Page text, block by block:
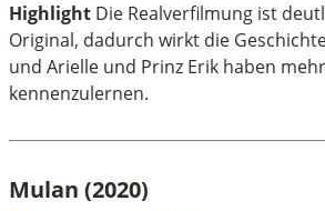
Highlight Die Realverfilmung ist
Original, dadurch wirkt die
und Arielle und Prinz Erik haben
kennenzulernen.
Mulan (2020)